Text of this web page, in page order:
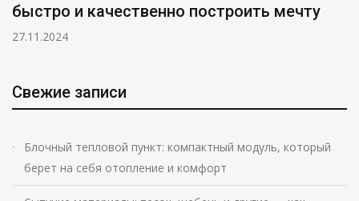
быстро и качественно построить мечту
27.11.2024
Свежие записи
Блочный тепловой пункт: компактный модуль, который
берет на себя отопление и комфорт